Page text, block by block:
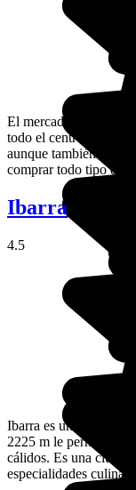
El mercado de
todo el centro. Lo
aunque también hay
comprar todo tipo de
Ibarra
4.5
Ibarra es una ciudad
2225 m le permite
cálidos. Es una
especialidades